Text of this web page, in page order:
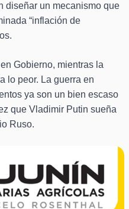
diseñar un mecanismo que
“inflación de
Gobierno, mientras la
lo peor. La guerra en
ya son un bien escaso
que Vladimir Putin sueña
Ruso.